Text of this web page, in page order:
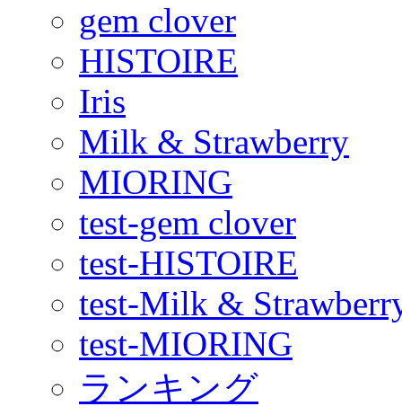
gem clover
HISTOIRE
Iris
Milk & Strawberry
MIORING
test-gem clover
test-HISTOIRE
test-Milk &
test-MIORING
ランキング